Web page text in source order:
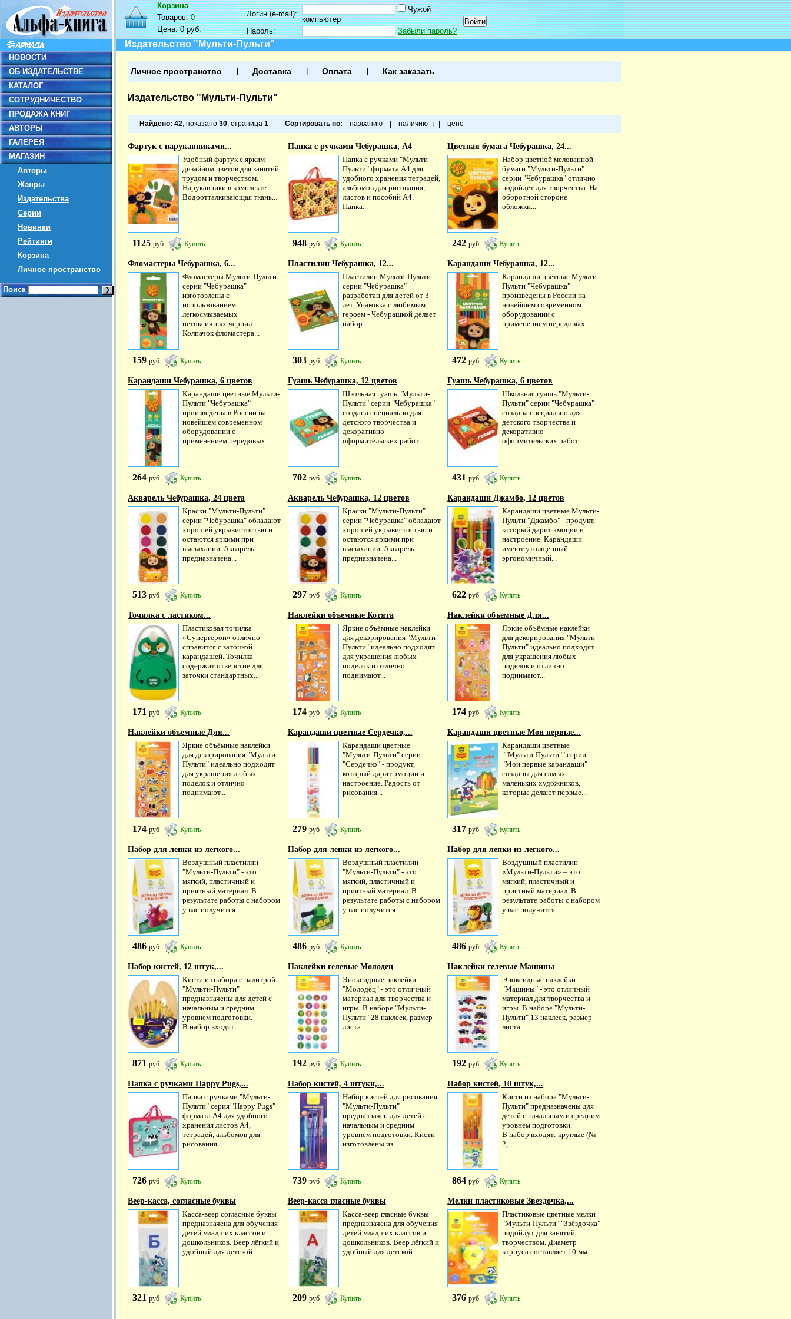
НОВОСТИ
ОБ ИЗДАТЕЛЬСТВЕ
КАТАЛОГ
СОТРУДНИЧЕСТВО
ПРОДАЖА КНИГ
АВТОРЫ
ГАЛЕРЕЯ
МАГАЗИН
Авторы
Жанры
Издательства
Серии
Новинки
Рейтинги
Корзина
Личное пространство
Поиск
Корзина
Товаров:0
Цена:0 руб.
Логин (e-mail):
Чужой
компьютер
Пароль:
Забыли пароль?
Издательство "Мульти-Пульти"
Личное пространство Доставка Оплата Как заказать
Издательство "Мульти-Пульти"
Найдено: 42, показано 30, страница 1 Сортировать по: названию наличию ↓ цене
Фартук с нарукавниками...
Удобный фартук с ярким
дизайном цветов для занятий
трудом и творчеством.
Нарукавники в комплекте.
Водоотталкивающая ткань...
1125 руб Купить
Папка с ручками Чебурашка, А4
Папка с ручками "Мульти-
Пульти" формата А4 для
удобного хранения тетрадей,
альбомов для рисования,
листов и пособий А4.
Папка...
948 руб Купить
Цветная бумага Чебурашка, 24...
Набор цветной мелованной
бумаги "Мульти-Пульти"
серии "Чебурашка" отлично
подойдет для творчества. На
оборотной стороне
обложки...
242руб Купить
Фломастеры Чебурашка, 6...
Фломастеры Мульти-Пульти
серии "Чебурашка"
изготовлены с
использованием
легкосмываемых
нетоксичных чернил.
Колпачок фломастера...
159 руб Купить
Пластилин Чебурашка, 12...
Пластилин Мульти-Пульти
серии "Чебурашка"
разработан для детей от 3
лет. Упаковка с любимым
героем - Чебурашкой делает
набор...
303 руб Купить
Карандаши Чебурашка, 12...
Карандаши цветные Мульти-
Пульти "Чебурашка"
произведены в России на
новейшем современном
оборудовании с
применением передовых...
472руб Купить
Карандаши Чебурашка, 6 цветов
Карандаши цветные Мульти-
Пульти "Чебурашка"
произведены в России на
новейшем современном
оборудовании с
применением передовых...
264 руб Купить
Гуашь Чебурашка, 12 цветов
Школьная гуашь "Мульти-
Пульти" серии "Чебурашка"
создана специально для
детского творчества и
декоративно-
оформительских работ....
702 руб Купить
Гуашь Чебурашка, 6 цветов
Школьная гуашь "Мульти-
Пульти" серии "Чебурашка"
создана специально для
детского творчества и
декоративно-
оформительских работ....
431руб Купить
Акварель Чебурашка, 24 цвета
Краски "Мульти-Пульти"
серии "Чебурашка" обладают
хорошей укрывистостью и
остаются яркими при
высыхании. Акварель
предназначена...
513 руб Купить
Акварель Чебурашка, 12 цветов
Краски "Мульти-Пульти"
серии "Чебурашка" обладают
хорошей укрывистостью и
остаются яркими при
высыхании. Акварель
предназначена...
297 руб Купить
Карандаши Джамбо, 12 цветов
Карандаши цветные Мульти-
Пульти "Джамбо" - продукт,
который дарит эмоции и
настроение. Карандаши
имеют утолщенный
эргономичный...
622руб Купить
Точилка с ластиком...
Пластиковая точилка
«Супергерои» отлично
справится с заточкой
карандашей. Точилка
содержит отверстие для
заточки стандартных...
171 руб Купить
Наклейки объемные Котята
Яркие объёмные наклейки
для декорирования "Мульти-
Пульти" идеально подходят
для украшения любых
поделок и отлично
поднимают...
174 руб Купить
Наклейки объемные Для...
Яркие объёмные наклейки
для декорирования "Мульти-
Пульти" идеально подходят
для украшения любых
поделок и отлично
поднимают...
174руб Купить
Наклейки объемные Для...
Яркие объёмные наклейки
для декорирования "Мульти-
Пульти" идеально подходят
для украшения любых
поделок и отлично
поднимают...
174 руб Купить
Карандаши цветные Сердечко,...
Карандаши цветные
"Мульти-Пульти" серии
"Сердечко" - продукт,
который дарит эмоции и
настроение. Радость от
рисования...
279 руб Купить
Карандаши цветные Мои первые...
Карандаши цветные
""Мульти-Пульти"" серии
"Мои первые карандаши"
созданы для самых
маленьких художников,
которые делают первые...
317руб Купить
Набор для лепки из легкого...
Воздушный пластилин
"Мульти-Пульти" - это
мягкий, пластичный и
приятный материал. В
результате работы с набором
у вас получится...
486 руб Купить
Набор для лепки из легкого...
Воздушный пластилин
"Мульти-Пульти" - это
мягкий, пластичный и
приятный материал. В
результате работы с набором
у вас получится...
486 руб Купить
Набор для лепки из легкого...
Воздушный пластилин
«Мульти-Пульти» – это
мягкий, пластичный и
приятный материал. В
результате работы с набором
у вас получится...
486руб Купить
Набор кистей, 12 штук,...
Кисти из набора с палитрой
"Мульти-Пульти"
предназначены для детей с
начальным и средним
уровнем подготовки.
В набор входят...
871 руб Купить
Наклейки гелевые Молодец
Эпоксидные наклейки
"Молодец" - это отличный
материал для творчества и
игры. В наборе "Мульти-
Пульти" 28 наклеек, размер
листа...
192 руб Купить
Наклейки гелевые Машины
Эпоксидные наклейки
"Машины" - это отличный
материал для творчества и
игры. В наборе "Мульти-
Пульти" 13 наклеек, размер
листа...
192руб Купить
Папка с ручками Happy Pugs,...
Папка с ручками "Мульти-
Пульти" серия "Happy Pugs"
формата А4 для удобного
хранения листов А4,
тетрадей, альбомов для
рисования....
726 руб Купить
Набор кистей, 4 штуки,...
Набор кистей для рисования
"Мульти-Пульти"
предназначен для детей с
начальным и средним
уровнем подготовки. Кисти
изготовлены из...
739 руб Купить
Набор кистей, 10 штук,...
Кисти из набора "Мульти-
Пульти" предназначены для
детей с начальным и средним
уровнем подготовки.
В набор входят: круглые (№
2,...
864руб Купить
Веер-касса, согласные буквы
Касса-веер согласные буквы
предназначена для обучения
детей младших классов и
дошкольников. Веер лёгкий и
удобный для детской...
321 руб Купить
Веер-касса гласные буквы
Касса-веер гласные буквы
предназначена для обучения
детей младших классов и
дошкольников. Веер лёгкий и
удобный для детской...
209 руб Купить
Мелки пластиковые Звездочка,...
Пластиковые цветные мелки
"Мульти-Пульти" "Звёздочка"
подойдут для занятий
творчеством. Диаметр
корпуса составляет 10 мм....
376руб Купить